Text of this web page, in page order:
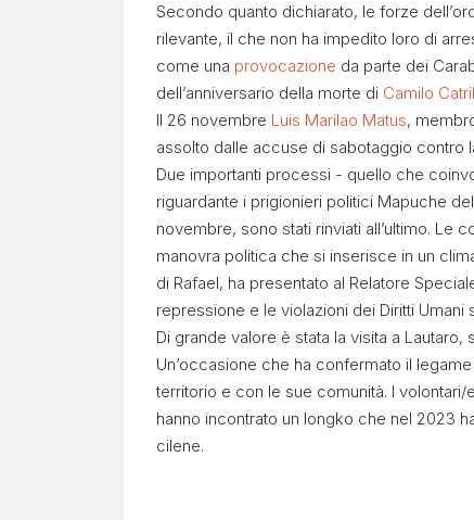
Secondo quanto dichiarato, le forze
rilevante, il che non ha impedito loro di
come una provocazione da parte dei
dell’anniversario della morte di Camilo
Il 26 novembre Luis Marilao Matus,
assolto dalle accuse di sabotaggio contro
Due importanti processi - quello che
riguardante i prigionieri politici Mapuche del
novembre, sono stati rinviati all’ultimo. Le
manovra politica che si inserisce in un
di Rafael, ha presentato al Relatore
repressione e le violazioni dei Diritti
Di grande valore è stata la visita a
Un’occasione che ha confermato il
territorio e con le sue comunità. I
hanno incontrato un longko che nel 2023
cilene.